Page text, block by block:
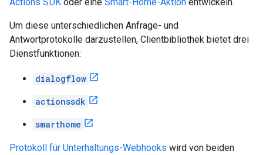
Um diese unterschiedlichen Anfrage- und
Antwortprotokolle darzustellen, Clientbibliothek bietet drei
Dienstfunktionen:
dialogflow
actionssdk
smarthome
Protokoll für Unterhaltungs-Webhooks wird von beiden